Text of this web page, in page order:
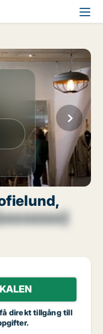
direkt tillgång till